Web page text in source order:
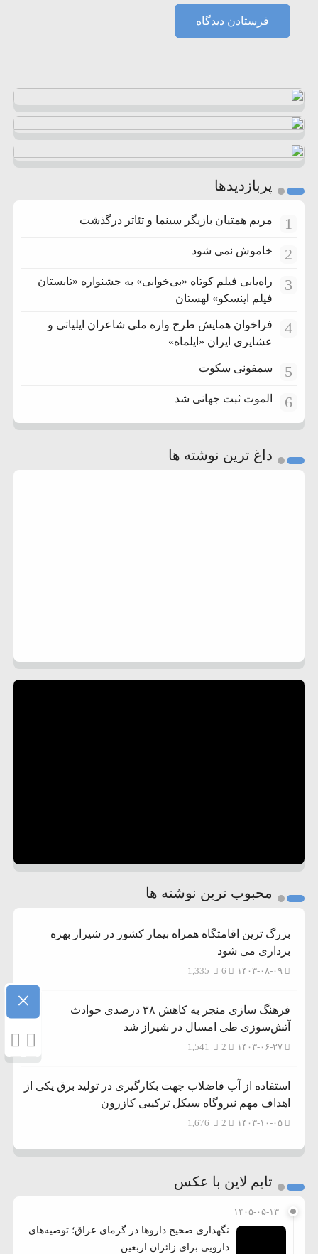
پربازدیدها
1 مریم همتیان بازیگر سینما و تئاتر درگذشت
2 خاموش نمی شود
3
راه‌یابی فیلم کوتاه «بی‌خوابی» به جشنواره «تابستان
فیلم اینسکو» لهستان
4
فراخوان همایش طرح واره ملی شاعران ایلیاتی و
عشایری ایران «ایلماه»
5 سمفونی سکوت
6 الموت ثبت جهانی شد
داغ ترین نوشته ها
محبوب ترین نوشته ها
بزرگ ترین اقامتگاه همراه بیمار کشور در شیراز بهره
برداری می شود
۱۴۰۳-۰۸-۰۹ 1,335
فرهنگ سازی منجر به کاهش ۳۸ درصدی حوادث
آتش‌سوزی طی امسال در شیراز شد
۱۴۰۳-۰۶-۲۷ 1,541
استفاده از آب فاضلاب جهت بکارگیری در تولید برق یکی از
اهداف مهم نیروگاه سیکل ترکیبی کازرون
۱۴۰۳-۱۰-۰۵ 1,676
تایم لاین با عکس
۱۴۰۵-۰۵-۱۳
نگهداری صحیح داروها در گرمای عراق؛ توصیه‌های
دارویی برای زائران اربعین
×